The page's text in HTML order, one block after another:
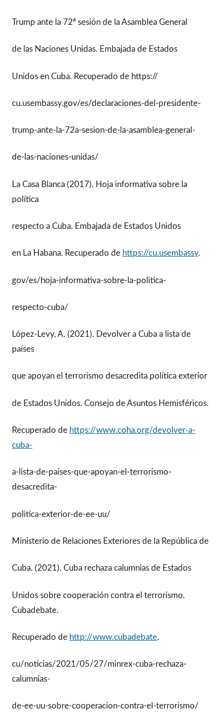
Trump ante la 72ª sesión de la Asamblea General
de las Naciones Unidas. Embajada de Estados
Unidos en Cuba. Recuperado de https://
cu.usembassy.gov/es/declaraciones-del-presidente-
trump-ante-la-72a-sesion-de-la-asamblea-general-
de-las-naciones-unidas/
La Casa Blanca (2017). Hoja informativa sobre la
política
respecto a Cuba. Embajada de Estados Unidos
en La Habana. Recuperado de https://cu.usembassy.
gov/es/hoja-informativa-sobre-la-politica-
respecto-cuba/
López-Levy, A. (2021). Devolver a Cuba a lista de
países
que apoyan el terrorismo desacredita política exterior
de Estados Unidos. Consejo de Asuntos Hemisféricos.
Recuperado de https://www.coha.org/devolver-a-
cuba-
a-lista-de-paises-que-apoyan-el-terrorismo-
desacredita-
politica-exterior-de-ee-uu/
Ministerio de Relaciones Exteriores de la República de
Cuba. (2021). Cuba rechaza calumnias de Estados
Unidos sobre cooperación contra el terrorismo.
Cubadebate.
Recuperado de http://www.cubadebate.
cu/noticias/2021/05/27/minrex-cuba-rechaza-
calumnias-
de-ee-uu-sobre-cooperacion-contra-el-terrorismo/